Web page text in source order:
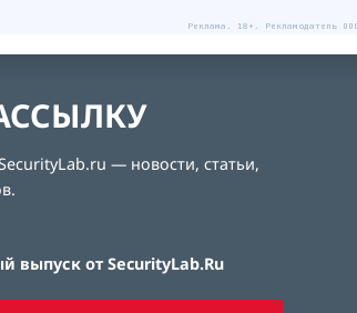
Реклама. 18+. Рекламодатель
— новости, статьи,
выпуск от SecurityLab.Ru